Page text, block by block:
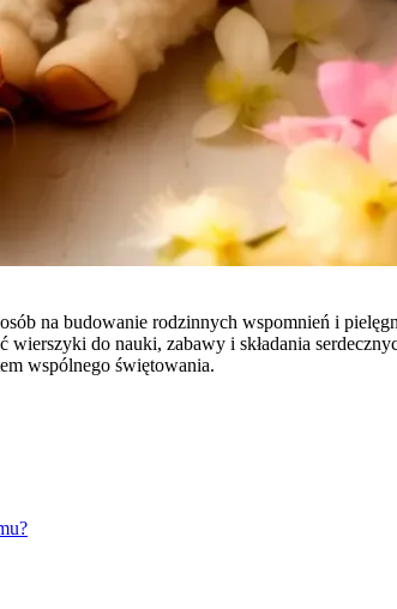
na budowanie rodzinnych wspomnień i
do nauki, zabawy i składania
wspólnego świętowania.